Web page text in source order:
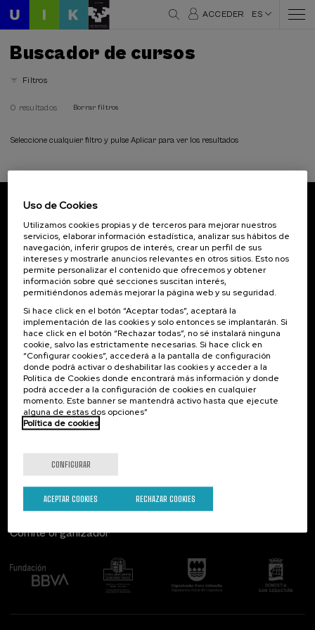
ACCEDER ES
Buscador de cursos
Filtros
0 resultados Borrar filtros
Seleccione cualquier filtro y pulse Aplicar para ver los resultados
Inscríbete para ser el primero/a en recibir las
novedades de UIK.
Suscribirse
Contacto
Palacio Miramar
Paseo de Miraconcha, 48
20007 Donostia / San Sebastián
Gipuzkoa, Spain
Contacta con nosotros
De interés...
Actividades anteriores
Comité organizador
Uso de Cookies
Utilizamos cookies propias y de terceros para mejorar nuestros
servicios, elaborar información estadística, analizar sus hábitos de
navegación, inferir grupos de interés, crear un perfil de sus
intereses y mostrarle anuncios relevantes en otros sitios. Esto nos
permite personalizar el contenido que ofrecemos y obtener
información sobre qué secciones suscitan interés,
permitiéndonos además mejorar la página web y su seguridad.
Si hace click en el botón “Aceptar todas”, aceptará la
implementación de las cookies y solo entonces se implantarán. Si
hace click en el botón “Rechazar todas”, no sé instalará ninguna
cookie, salvo las estrictamente necesarias. Si hace click en
“Configurar cookies”, accederá a la pantalla de configuración
donde podrá activar o deshabilitar las cookies y acceder a la
Política de Cookies donde encontrará más información y donde
podrá acceder a la configuración de cookies en cualquier
momento. Este banner se mantendrá activo hasta que ejecute
alguna de estas dos opciones”
Política de cookies
CONFIGURAR
RECHAZAR COOKIES
ACEPTAR COOKIES